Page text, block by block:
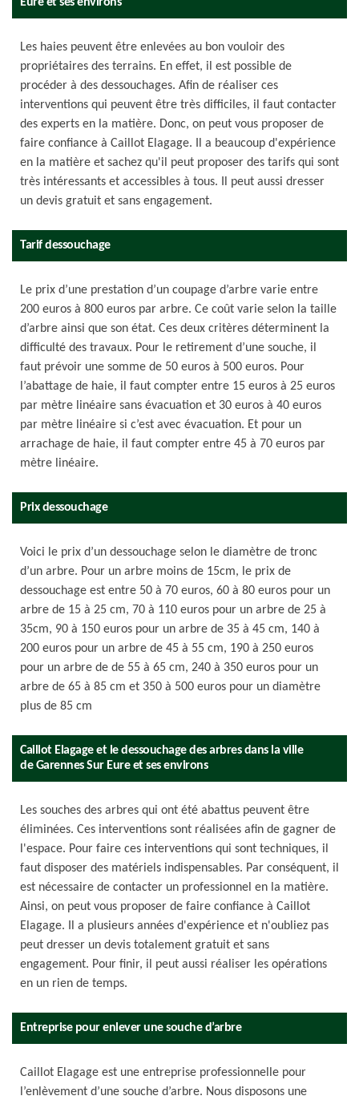
Les haies peuvent être enlevées au bon vouloir des
propriétaires des terrains. En effet, il est possible de
procéder à des dessouchages. Afin de réaliser ces
interventions qui peuvent être très difficiles, il faut contacter
des experts en la matière. Donc, on peut vous proposer de
faire confiance à Caillot Elagage. Il a beaucoup d'expérience
en la matière et sachez qu'il peut proposer des tarifs qui sont
très intéressants et accessibles à tous. Il peut aussi dresser
un devis gratuit et sans engagement.
Tarif dessouchage
Le prix d’une prestation d’un coupage d’arbre varie entre
200 euros à 800 euros par arbre. Ce coût varie selon la taille
d’arbre ainsi que son état. Ces deux critères déterminent la
difficulté des travaux. Pour le retirement d’une souche, il
faut prévoir une somme de 50 euros à 500 euros. Pour
l’abattage de haie, il faut compter entre 15 euros à 25 euros
par mètre linéaire sans évacuation et 30 euros à 40 euros
par mètre linéaire si c’est avec évacuation. Et pour un
arrachage de haie, il faut compter entre 45 à 70 euros par
mètre linéaire.
Prix dessouchage
Voici le prix d’un dessouchage selon le diamètre de tronc
d’un arbre. Pour un arbre moins de 15cm, le prix de
dessouchage est entre 50 à 70 euros, 60 à 80 euros pour un
arbre de 15 à 25 cm, 70 à 110 euros pour un arbre de 25 à
35cm, 90 à 150 euros pour un arbre de 35 à 45 cm, 140 à
200 euros pour un arbre de 45 à 55 cm, 190 à 250 euros
pour un arbre de de 55 à 65 cm, 240 à 350 euros pour un
arbre de 65 à 85 cm et 350 à 500 euros pour un diamètre
plus de 85 cm
Caillot Elagage et le dessouchage des arbres dans la ville
de Garennes Sur Eure et ses environs
Les souches des arbres qui ont été abattus peuvent être
éliminées. Ces interventions sont réalisées afin de gagner de
l'espace. Pour faire ces interventions qui sont techniques, il
faut disposer des matériels indispensables. Par conséquent, il
est nécessaire de contacter un professionnel en la matière.
Ainsi, on peut vous proposer de faire confiance à Caillot
Elagage. Il a plusieurs années d'expérience et n'oubliez pas
peut dresser un devis totalement gratuit et sans
engagement. Pour finir, il peut aussi réaliser les opérations
en un rien de temps.
Entreprise pour enlever une souche d’arbre
Caillot Elagage est une entreprise professionnelle pour
l’enlèvement d’une souche d’arbre. Nous disposons une